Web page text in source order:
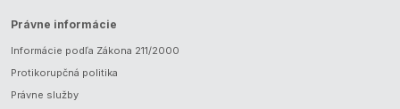
Právne informácie
Informácie podľa Zákona 211/2000
Protikorupčná politika
Právne služby